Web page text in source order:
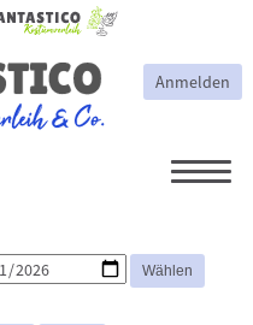
Anmelden
Lederhosen